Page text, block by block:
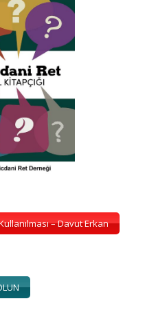
– Davut Erkan